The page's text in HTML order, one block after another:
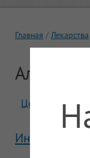
Главная Лекарства
Алекс
Цены Отзывы
Инструкция